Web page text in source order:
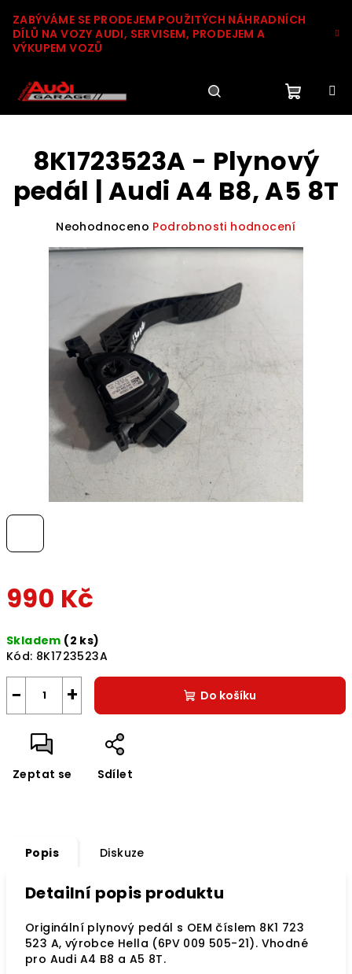
na
obsah
ZABÝVÁME SE PRODEJEM POUŽITÝCH NÁHRADNÍCH
DÍLŮ NA VOZY AUDI, SERVISEM, PRODEJEM A
VÝKUPEM VOZŮ
HledatPřihlášení
košík
990 Kč
cena:
Skladem (2 ks)
Kód: 8K1723523A
+
− Do košíku
Zeptat se Sdílet
8K1723523A - Plynový
pedál | Audi A4 B8, A5 8T
Průměrné
produktu
hvězdiček.
Neohodnoceno Podrobnosti hodnocení
Popis Diskuze
Detailní popis produktu
Originální plynový pedál s OEM číslem 8K1 723
523 A, výrobce Hella (6PV 009 505-21). Vhodné
pro Audi A4 B8 a A5 8T.